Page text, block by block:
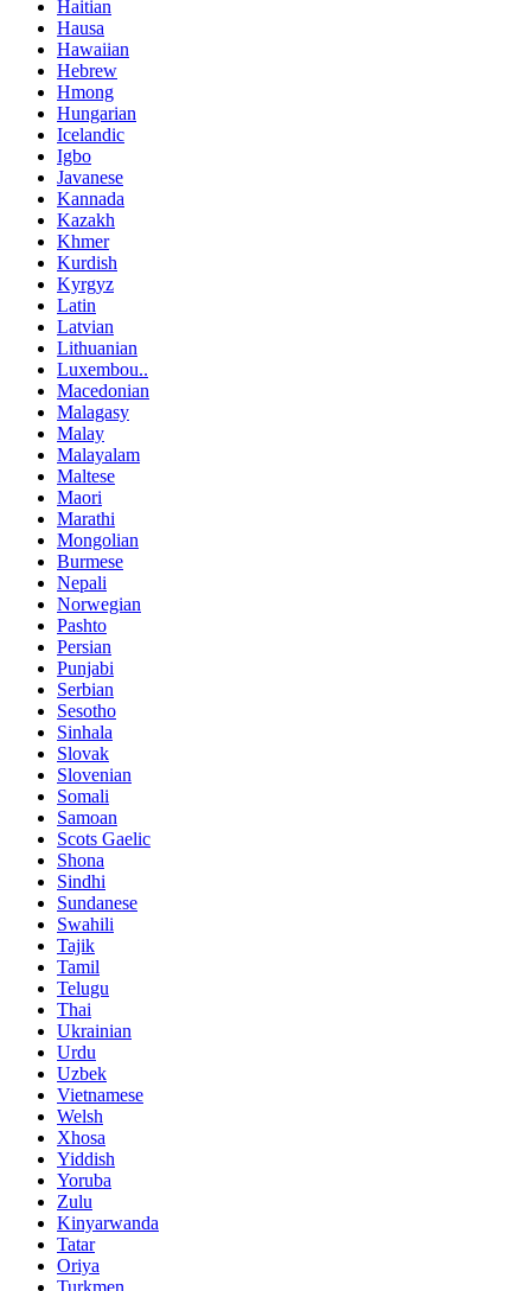
Haitian
Hausa
Hawaiian
Hebrew
Hmong
Hungarian
Icelandic
Igbo
Javanese
Kannada
Kazakh
Khmer
Kurdish
Kyrgyz
Latin
Latvian
Lithuanian
Luxembou..
Macedonian
Malagasy
Malay
Malayalam
Maltese
Maori
Marathi
Mongolian
Burmese
Nepali
Norwegian
Pashto
Persian
Punjabi
Serbian
Sesotho
Sinhala
Slovak
Slovenian
Somali
Samoan
Scots Gaelic
Shona
Sindhi
Sundanese
Swahili
Tajik
Tamil
Telugu
Thai
Ukrainian
Urdu
Uzbek
Vietnamese
Welsh
Xhosa
Yiddish
Yoruba
Zulu
Kinyarwanda
Tatar
Oriya